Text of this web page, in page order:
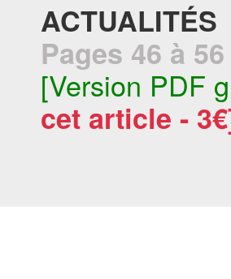
ACTUALITÉS
Pages 46 à 56
[Version PDF
cet article -